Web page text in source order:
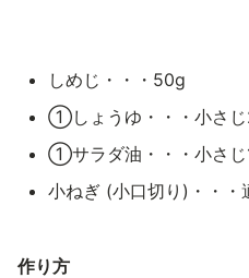
しめじ・・・50g
①しょうゆ・・・小さ
①サラダ油・・・小さじ
小ねぎ (小口切り)・・・
作り方